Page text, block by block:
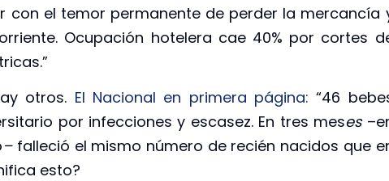
con el temor permanente de perder la mercancía
Ocupación hotelera cae 40% por cortes
otros. El Nacional en primera página: “46
por infecciones y escasez. En tres meses
– falleció el mismo número de recién nacidos que
esto?